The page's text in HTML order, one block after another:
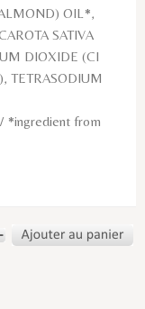
OIL*,
SATIVA
DIOXIDE (CI
TETRASODIUM
*ingredient from